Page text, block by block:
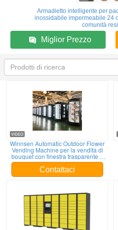
Armadietto intelligente per
inossidabile impermeabile 24
comunità
Miglior Prezzo
Winnsen Automatic Outdoor Flower
Vending Machine per la vendita di
bouquet con finestra trasparente e
illuminazione a LED
Contattaci